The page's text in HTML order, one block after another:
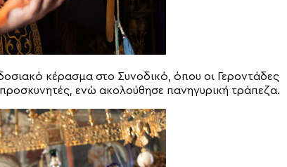
κέρασμα στο Συνοδικό, όπου οι Γεροντάδες
ενώ ακολούθησε πανηγυρική τράπεζα.